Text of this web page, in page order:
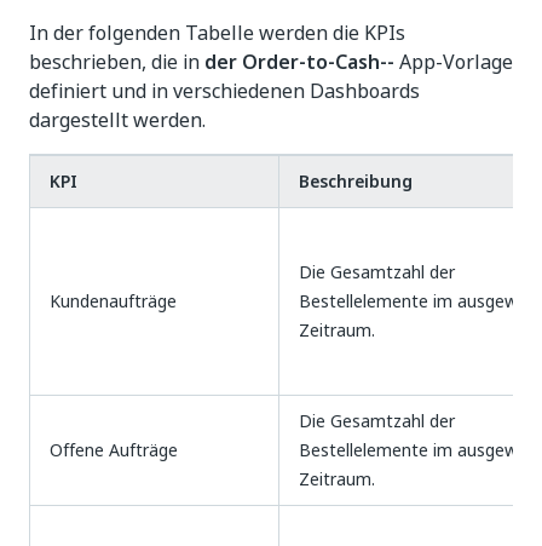
In der folgenden Tabelle werden die KPIs
beschrieben, die in der Order-to-Cash-- App-Vorlage
definiert und in verschiedenen Dashboards
dargestellt werden.
KPI Beschreibung
Kundenaufträge
Die Gesamtzahl der
Bestellelemente im
Zeitraum.
Offene Aufträge
Die Gesamtzahl der
Bestellelemente im
Zeitraum.